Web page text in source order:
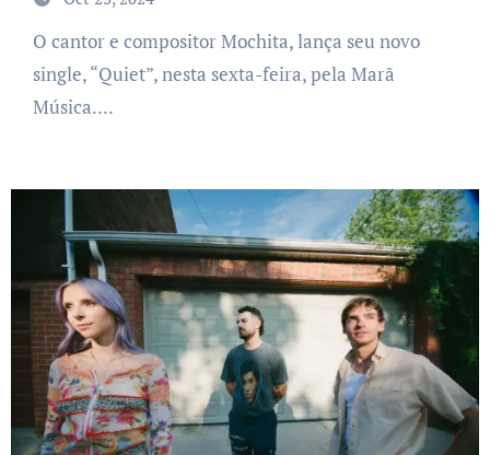
O cantor e compositor Mochita, lança seu novo
single, “Quiet”, nesta sexta-feira, pela Marã
Música....